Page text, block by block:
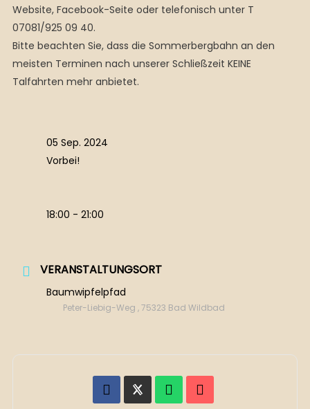
Website, Facebook-Seite oder telefonisch unter T
07081/925 09 40.
Bitte beachten Sie, dass die Sommerbergbahn an den
meisten Terminen nach unserer Schließzeit KEINE
Talfahrten mehr anbietet.
05 Sep. 2024
Vorbei!
18:00 - 21:00
VERANSTALTUNGSORT
Baumwipfelpfad
Peter-Liebig-Weg , 75323 Bad Wildbad